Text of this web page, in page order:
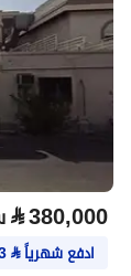
⃁380,000
ادفع شهرياً⃁